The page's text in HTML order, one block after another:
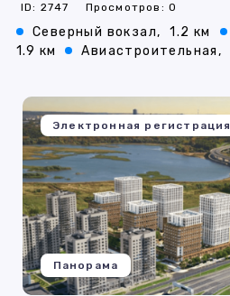
ID: 2747 Просмотров: 0
Северный вокзал, 1.2 км
1.9 км
Авиастроительная,
Электронная регистрация
Панорама